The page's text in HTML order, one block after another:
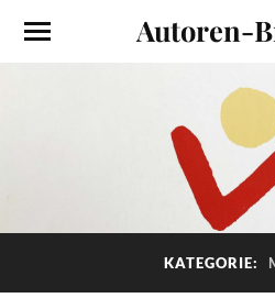
Autoren-
KATEGORIE: